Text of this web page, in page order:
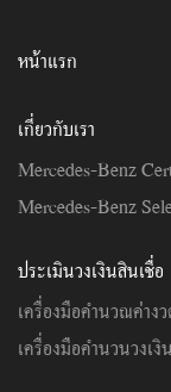
หน้าแรก
เกี่ยวกับเรา
Mercedes-Benz
Mercedes-Benz
ประเมินวงเงินสินเชื่อ
เครื่องมือคำนวณค่าง
เครื่องมือคำนวนวงเงิน